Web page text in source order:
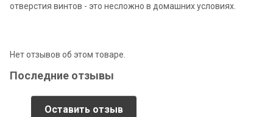
отверстия винтов - это несложно в домашних условиях.
Нет отзывов об этом товаре.
Последние отзывы
Оставить отзыв